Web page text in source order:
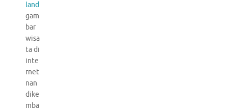
land
gam
bar
wisa
ta di
inte
rnet
nan
dike
mba